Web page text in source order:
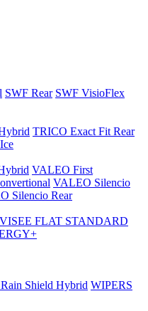
SWF Rear SWF VisioFlex
TRICO Exact Fit Rear
VALEO First
VALEO Silencio
Silencio Rear
VISEE FLAT STANDARD
Shield Hybrid WIPERS